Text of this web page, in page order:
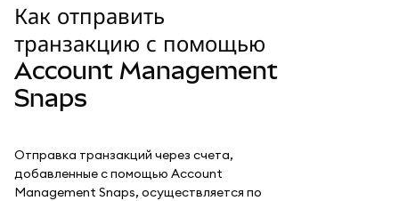
Оставайтесь в безопасности
Как отправить
транзакцию с помощью
Account Management
Snaps
Отправка транзакций через счета,
добавленные с помощью Account
Management Snaps, осуществляется по